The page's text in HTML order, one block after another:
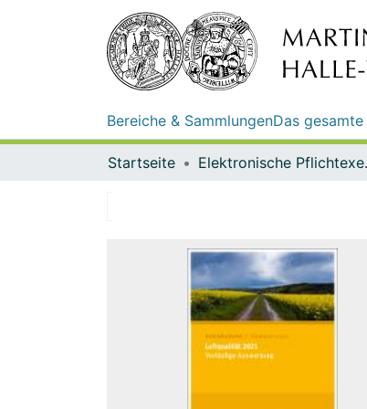
Bereiche & SammlungenDas
Startseite